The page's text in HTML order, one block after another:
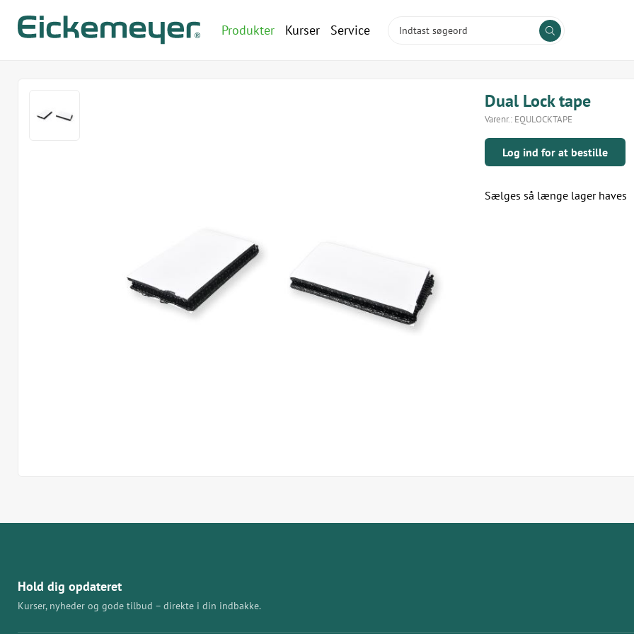
Produkter Kurser Service
Dual Lock tape
Varenr.: EQULOCKTAPE
Log ind for at bestille
Sælges så længe lager haves
Hold dig opdateret
Kurser, nyheder og gode tilbud – direkte i din indbakke.